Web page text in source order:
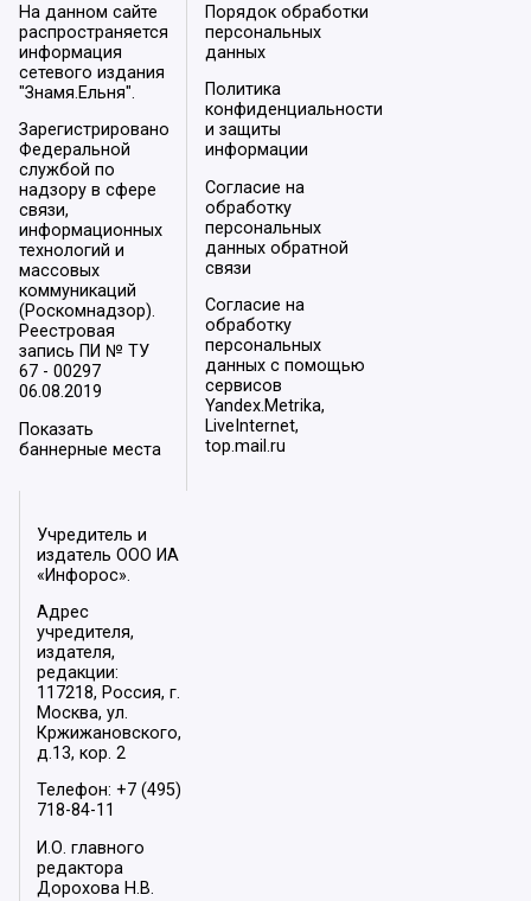
На данном сайте
распространяется
информация
сетевого издания
"Знамя.Ельня".
Зарегистрировано
Федеральной
службой по
надзору в сфере
связи,
информационных
технологий и
массовых
коммуникаций
(Роскомнадзор).
Реестровая
запись ПИ № ТУ
67 - 00297
06.08.2019
Показать
баннерные места
Порядок обработки
персональных
данных
Политика
конфиденциальности
и защиты
информации
Согласие на
обработку
персональных
данных обратной
связи
Согласие на
обработку
персональных
данных с помощью
сервисов
Yandex.Metrika,
LiveInternet,
top.mail.ru
Учредитель и
издатель ООО ИА
«Инфорос».
Адрес
учредителя,
издателя,
редакции:
117218, Россия, г.
Москва, ул.
Кржижановского,
д.13, кор. 2
Телефон: +7 (495)
718-84-11
И.О. главного
редактора
Дорохова Н.В.